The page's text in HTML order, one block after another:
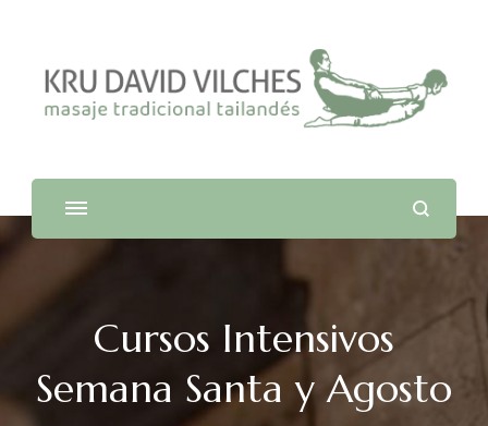
La escuela Nuad Boran
Cursos Intensivos
Semana Santa y Agosto